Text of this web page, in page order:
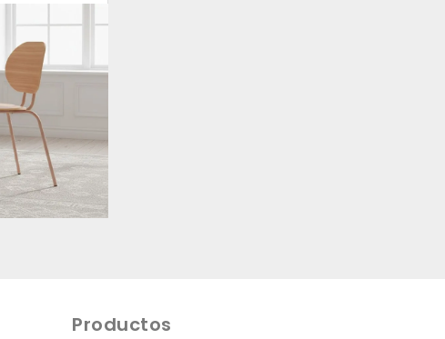
Productos